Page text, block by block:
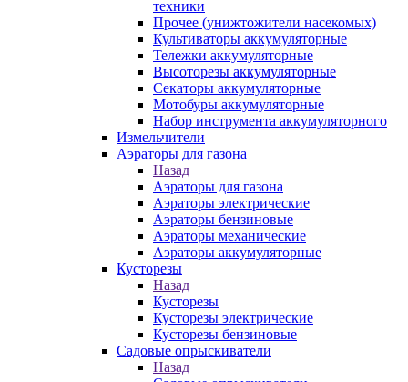
техники
Прочее (унижтожители насекомых)
Культиваторы аккумуляторные
Тележки аккумуляторные
Высоторезы аккумуляторные
Секаторы аккумуляторные
Мотобуры аккумуляторные
Набор инструмента аккумуляторного
Измельчители
Аэраторы для газона
Назад
Аэраторы для газона
Аэраторы электрические
Аэраторы бензиновые
Аэраторы механические
Аэраторы аккумуляторные
Кусторезы
Назад
Кусторезы
Кусторезы электрические
Кусторезы бензиновые
Садовые опрыскиватели
Назад